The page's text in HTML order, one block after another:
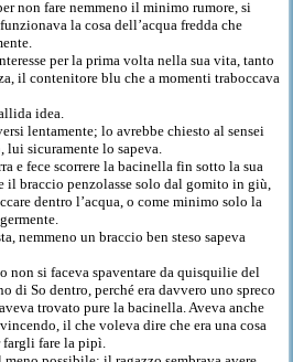
non fare nemmeno il minimo rumore, si
la cosa dell’acqua fredda che
per la prima volta nella sua vita, tanto
il contenitore blu che a momenti traboccava
idea.
lentamente; lo avrebbe chiesto al sensei
lui sicuramente lo sapeva.
e fece scorrere la bacinella fin sotto la sua
il braccio penzolasse solo dal gomito in giù,
dentro l’acqua, o come minimo solo la
nemmeno un braccio ben steso sapeva
non si faceva spaventare da quisquilie del
di So dentro, perché era davvero uno spreco
trovato pure la bacinella. Aveva anche
il che voleva dire che era una cosa
fargli fare la pipì.